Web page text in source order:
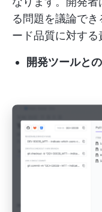
る問題を議論で
ード品質に対する
開発ツールと